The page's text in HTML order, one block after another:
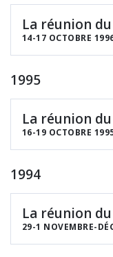
La réunion
14-17 OCTOBRE
1995
La réunion
16-19 OCTOBRE
1994
La réunion
29-1 NOVEMBRE-